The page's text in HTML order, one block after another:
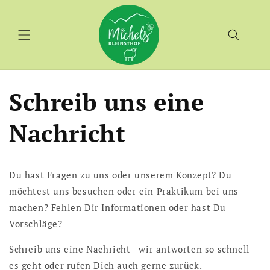
Schreib uns eine
Nachricht
Du hast Fragen zu uns oder unserem Konzept? Du
möchtest uns besuchen oder ein Praktikum bei uns
machen? Fehlen Dir Informationen oder hast Du
Vorschläge?
Schreib uns eine Nachricht - wir antworten so schnell
es geht oder rufen Dich auch gerne zurück.